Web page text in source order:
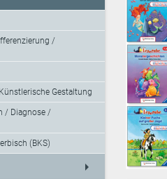
/
Gestaltung
/ Diagnose /
(BKS)
arrow_right